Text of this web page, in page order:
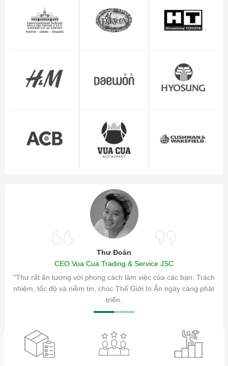
Thư Đoàn
CEO Vua Cua Trading & Service JSC
"Thư rất ấn tượng với phong cách làm việc của các bạn: Trách
nhiệm, tốc độ và niềm tin, chúc Thế Giới In Ấn ngày càng phát
triển.
sóc